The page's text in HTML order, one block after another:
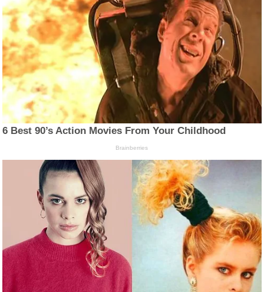
6 Best 90’s Action Movies From Your Childhood
Brainberries